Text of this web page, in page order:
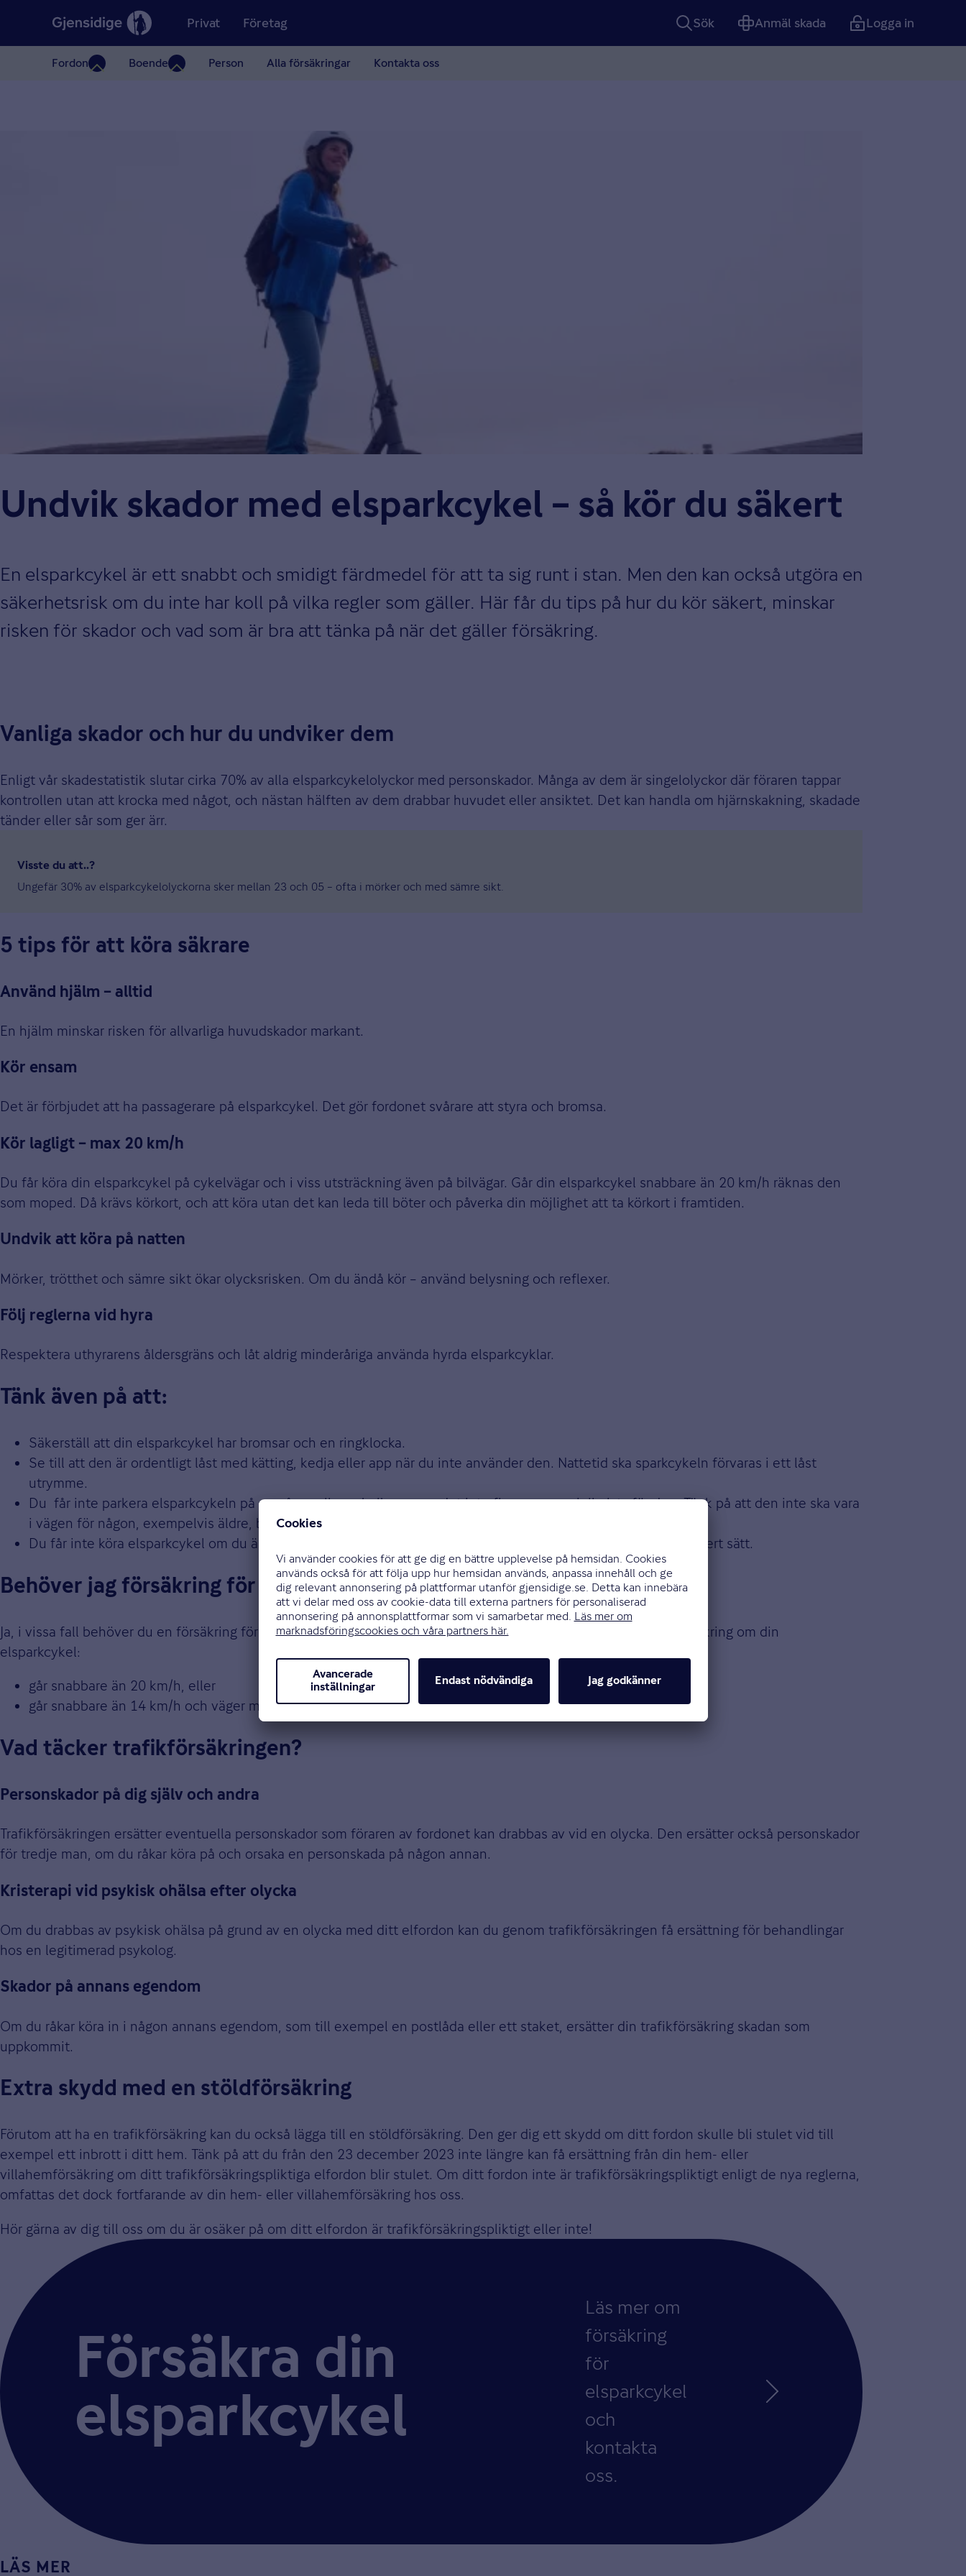
Privat
Fordon Boende Person Alla försäkringar Kontakta oss
Företag Sök Anmäl skada Logga in
Undvik skador med elsparkcykel – så kör du säkert
En elsparkcykel är ett snabbt och smidigt färdmedel för att ta sig runt i stan. Men den kan också utgöra en
säkerhetsrisk om du inte har koll på vilka regler som gäller. Här får du tips på hur du kör säkert, minskar
risken för skador och vad som är bra att tänka på när det gäller försäkring.
Vanliga skador och hur du undviker dem
Enligt vår skadestatistik slutar cirka 70% av alla elsparkcykelolyckor med personskador. Många av dem är singelolyckor där föraren tappar
kontrollen utan att krocka med något, och nästan hälften av dem drabbar huvudet eller ansiktet. Det kan handla om hjärnskakning, skadade
tänder eller sår som ger ärr.
Visste du att..?
Ungefär 30% av elsparkcykelolyckorna sker mellan 23 och 05 – ofta i mörker och med sämre sikt.
5 tips för att köra säkrare
Använd hjälm – alltid
En hjälm minskar risken för allvarliga huvudskador markant.
Kör ensam
Det är förbjudet att ha passagerare på elsparkcykel. Det gör fordonet svårare att styra och bromsa.
Kör lagligt – max 20 km/h
Du får köra din elsparkcykel på cykelvägar och i viss utsträckning även på bilvägar. Går din elsparkcykel snabbare än 20 km/h räknas den
som moped. Då krävs körkort, och att köra utan det kan leda till böter och påverka din möjlighet att ta körkort i framtiden.
Undvik att köra på natten
Mörker, trötthet och sämre sikt ökar olycksrisken. Om du ändå kör – använd belysning och reflexer.
Följ reglerna vid hyra
Respektera uthyrarens åldersgräns och låt aldrig minderåriga använda hyrda elsparkcyklar.
Tänk även på att:
Säkerställ att din elsparkcykel har bromsar och en ringklocka.
Se till att den är ordentligt låst med kätting, kedja eller app när du inte använder den. Nattetid ska sparkcykeln förvaras i ett låst
utrymme.
Du får inte parkera elsparkcykeln på en gång- eller cykelbana, om det inte finns en speciell plats för den. Tänk på att den inte ska vara
i vägen för någon, exempelvis äldre, barn, personer med rörelsehinder eller personer med nedsatt syn.
Du får inte köra elsparkcykel om du är för trött, sjuk eller påverkad av alkohol för att kunna köra den på ett säkert sätt.
Behöver jag försäkring för min elsparkcykel?
Ja, i vissa fall behöver du en försäkring för din elsparkcykel. Sedan den 23 december 2023 måste du ha trafikförsäkring om din
elsparkcykel:
går snabbare än 20 km/h, eller
går snabbare än 14 km/h och väger mer än 25 kg.
Vad täcker trafikförsäkringen?
Personskador på dig själv och andra
Trafikförsäkringen ersätter eventuella personskador som föraren av fordonet kan drabbas av vid en olycka. Den ersätter också personskador
för tredje man, om du råkar köra på och orsaka en personskada på någon annan.
Kristerapi vid psykisk ohälsa efter olycka
Om du drabbas av psykisk ohälsa på grund av en olycka med ditt elfordon kan du genom trafikförsäkringen få ersättning för behandlingar
hos en legitimerad psykolog.
Skador på annans egendom
Om du råkar köra in i någon annans egendom, som till exempel en postlåda eller ett staket, ersätter din trafikförsäkring skadan som
uppkommit.
Extra skydd med en stöldförsäkring
Förutom att ha en trafikförsäkring kan du också lägga till en stöldförsäkring. Den ger dig ett skydd om ditt fordon skulle bli stulet vid till
exempel ett inbrott i ditt hem. Tänk på att du från den 23 december 2023 inte längre kan få ersättning från din hem- eller
villahemförsäkring om ditt trafikförsäkringspliktiga elfordon blir stulet. Om ditt fordon inte är trafikförsäkringspliktigt enligt de nya reglerna,
omfattas det dock fortfarande av din hem- eller villahemförsäkring hos oss.
Hör gärna av dig till oss om du är osäker på om ditt elfordon är trafikförsäkringspliktigt eller inte!
Försäkra din
elsparkcykel
Läs mer om
försäkring
för
elsparkcykel
och
kontakta
oss.
LÄS MER